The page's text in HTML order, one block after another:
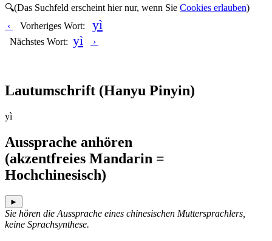
🔍(Das Suchfeld erscheint hier nur, wenn Sie Cookies erlauben)
‹
Vorheriges Wort: yì
Nächstes Wort: yì ›
Lautumschrift (Hanyu Pinyin)
yì
Aussprache anhören
(akzentfreies Mandarin =
Hochchinesisch)
►
Sie hören die Aussprache eines chinesischen Muttersprachlers,
keine Sprachsynthese.